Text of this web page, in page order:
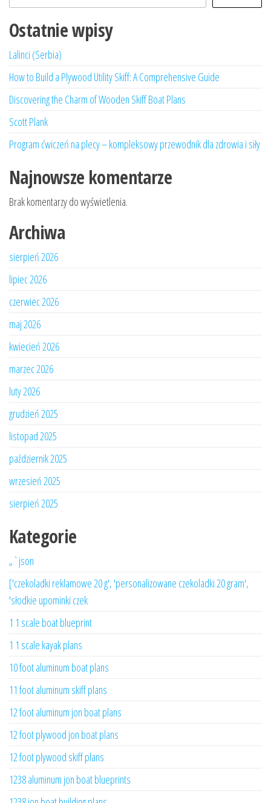
Ostatnie wpisy
Lalinci (Serbia)
How to Build a Plywood Utility Skiff: A Comprehensive Guide
Discovering the Charm of Wooden Skiff Boat Plans
Scott Plank
Program ćwiczeń na plecy – kompleksowy przewodnik dla zdrowia i siły
Najnowsze komentarze
Brak komentarzy do wyświetlenia.
Archiwa
sierpień 2026
lipiec 2026
czerwiec 2026
maj 2026
kwiecień 2026
marzec 2026
luty 2026
grudzień 2025
listopad 2025
październik 2025
wrzesień 2025
sierpień 2025
Kategorie
„`json
['czekoladki reklamowe 20 g', 'personalizowane czekoladki 20 gram',
'słodkie upominki czek
1 1 scale boat blueprint
1 1 scale kayak plans
10 foot aluminum boat plans
11 foot aluminum skiff plans
12 foot aluminum jon boat plans
12 foot plywood jon boat plans
12 foot plywood skiff plans
1238 aluminum jon boat blueprints